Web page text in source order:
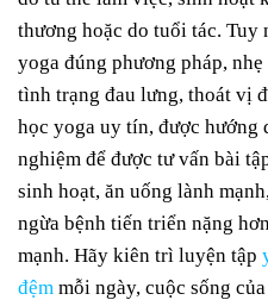
thương hoặc do tuổi tác. Tuy
yoga đúng phương pháp,
tình trạng đau lưng, thoát vị
học yoga uy tín, được
nghiệm để được tư vấn bài
sinh hoạt, ăn uống lành
ngừa bệnh tiến triển nặng
mạnh. Hãy kiên trì luyện tập
đệm mỗi ngày, cuộc sống